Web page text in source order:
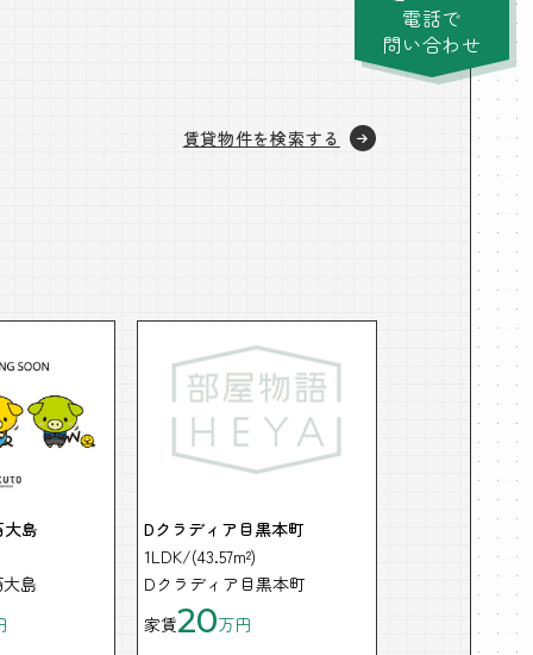
賃貸物件を検索する
大島
島
Dクラディア目黒本町
1LDK/(43.57m²)
Dクラディア目黒本町
家賃20万円
電話で
問い合わせ